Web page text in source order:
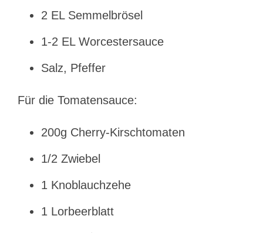
2 EL Semmelbrösel
1-2 EL Worcestersauce
Salz, Pfeffer
Für die Tomatensauce:
200g Cherry-Kirschtomaten
1/2 Zwiebel
1 Knoblauchzehe
1 Lorbeerblatt